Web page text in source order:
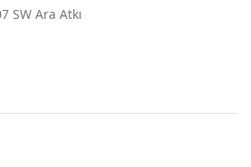
SW Ara Atkı